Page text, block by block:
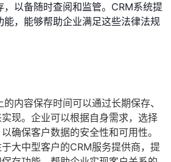
，以备随时查阅和监管。CRM系统提
能，能够帮助企业满足这些法律法规
内容保存时间可以通过长期保存、
现。企业可以根据自身需求，选择
确保客户数据的安全性和可用性。
大中型客户的CRM服务提供商，提